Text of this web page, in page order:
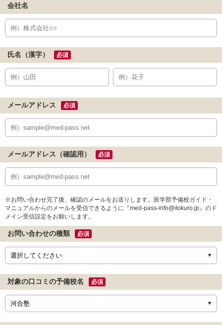
会社名
氏名（漢字） 必須
メールアドレス 必須
メールアドレス（確認用） 必須
※お問い合わせ完了後、確認のメールをお送りします。医学部予備校ガイド・
マニュアルからのメールを受信できるように『med-pass-info@itokuro.jp』のド
メイン受信設定をお願いします。
お問い合わせの種類 必須
対象の口コミの予備校名 必須